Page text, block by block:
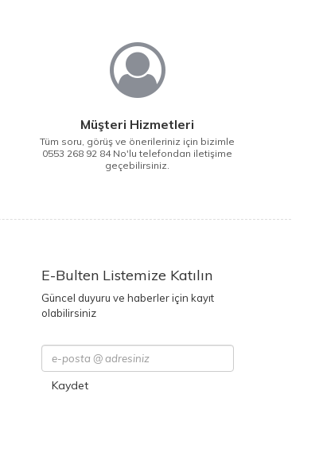
Müşteri Hizmetleri
Tüm soru, görüş ve önerileriniz için bizimle
0553 268 92 84 No'lu telefondan iletişime
geçebilirsiniz.
E-Bulten Listemize Katılın
Güncel duyuru ve haberler için kayıt
olabilirsiniz
Kaydet